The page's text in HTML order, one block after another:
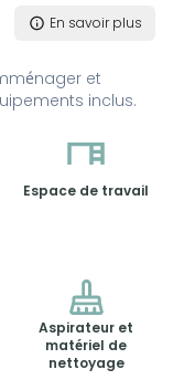
En savoir plus
et
inclus.
Espace de travail
Aspirateur et
matériel de
nettoyage